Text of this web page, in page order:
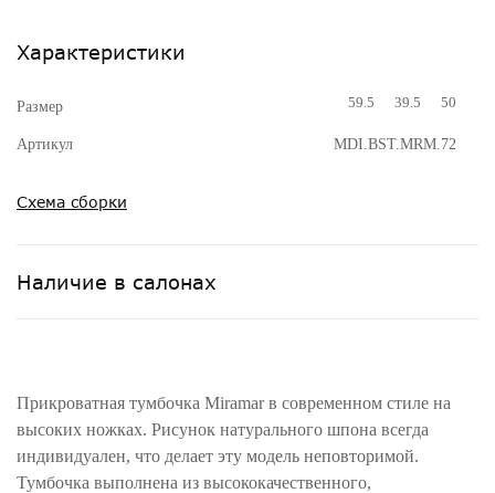
Характеристики
Размер 59.5 39.5 50
Артикул MDI.BST.MRM.72
Схема сборки
Наличие в салонах
Прикроватная тумбочка Miramar в современном стиле на
высоких ножках. Рисунок натурального шпона всегда
индивидуален, что делает эту модель неповторимой.
Тумбочка выполнена из высококачественного,